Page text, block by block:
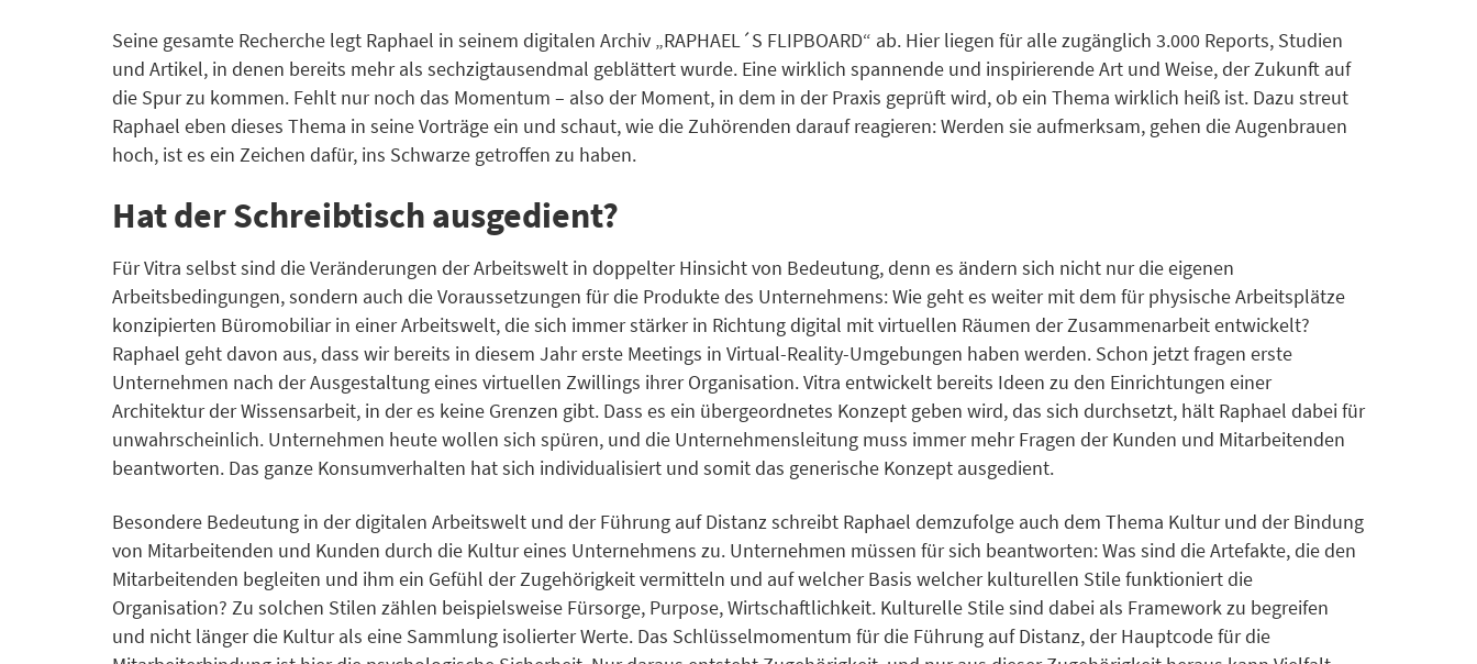
Seine gesamte Recherche legt Raphael in seinem digitalen Archiv „RAPHAEL´S FLIPBOARD“ ab. Hier liegen für alle zugänglich 3.000 Reports, Studien
und Artikel, in denen bereits mehr als sechzigtausendmal geblättert wurde. Eine wirklich spannende und inspirierende Art und Weise, der Zukunft auf
die Spur zu kommen. Fehlt nur noch das Momentum – also der Moment, in dem in der Praxis geprüft wird, ob ein Thema wirklich heiß ist. Dazu streut
Raphael eben dieses Thema in seine Vorträge ein und schaut, wie die Zuhörenden darauf reagieren: Werden sie aufmerksam, gehen die Augenbrauen
hoch, ist es ein Zeichen dafür, ins Schwarze getroffen zu haben.
Hat der Schreibtisch ausgedient?
Für Vitra selbst sind die Veränderungen der Arbeitswelt in doppelter Hinsicht von Bedeutung, denn es ändern sich nicht nur die eigenen
Arbeitsbedingungen, sondern auch die Voraussetzungen für die Produkte des Unternehmens: Wie geht es weiter mit dem für physische Arbeitsplätze
konzipierten Büromobiliar in einer Arbeitswelt, die sich immer stärker in Richtung digital mit virtuellen Räumen der Zusammenarbeit entwickelt?
Raphael geht davon aus, dass wir bereits in diesem Jahr erste Meetings in Virtual-Reality-Umgebungen haben werden. Schon jetzt fragen erste
Unternehmen nach der Ausgestaltung eines virtuellen Zwillings ihrer Organisation. Vitra entwickelt bereits Ideen zu den Einrichtungen einer
Architektur der Wissensarbeit, in der es keine Grenzen gibt. Dass es ein übergeordnetes Konzept geben wird, das sich durchsetzt, hält Raphael dabei für
unwahrscheinlich. Unternehmen heute wollen sich spüren, und die Unternehmensleitung muss immer mehr Fragen der Kunden und Mitarbeitenden
beantworten. Das ganze Konsumverhalten hat sich individualisiert und somit das generische Konzept ausgedient.
Besondere Bedeutung in der digitalen Arbeitswelt und der Führung auf Distanz schreibt Raphael demzufolge auch dem Thema Kultur und der Bindung
von Mitarbeitenden und Kunden durch die Kultur eines Unternehmens zu. Unternehmen müssen für sich beantworten: Was sind die Artefakte, die den
Mitarbeitenden begleiten und ihm ein Gefühl der Zugehörigkeit vermitteln und auf welcher Basis welcher kulturellen Stile funktioniert die
Organisation? Zu solchen Stilen zählen beispielsweise Fürsorge, Purpose, Wirtschaftlichkeit. Kulturelle Stile sind dabei als Framework zu begreifen
und nicht länger die Kultur als eine Sammlung isolierter Werte. Das Schlüsselmomentum für die Führung auf Distanz, der Hauptcode für die